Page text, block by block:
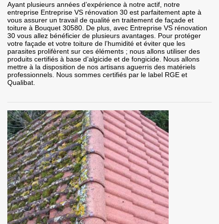
Ayant plusieurs années d’expérience à notre actif, notre
entreprise Entreprise VS rénovation 30 est parfaitement apte à
vous assurer un travail de qualité en traitement de façade et
toiture à Bouquet 30580. De plus, avec Entreprise VS rénovation
30 vous allez bénéficier de plusieurs avantages. Pour protéger
votre façade et votre toiture de l’humidité et éviter que les
parasites prolifèrent sur ces éléments ; nous allons utiliser des
produits certifiés à base d’algicide et de fongicide. Nous allons
mettre à la disposition de nos artisans aguerris des matériels
professionnels. Nous sommes certifiés par le label RGE et
Qualibat.